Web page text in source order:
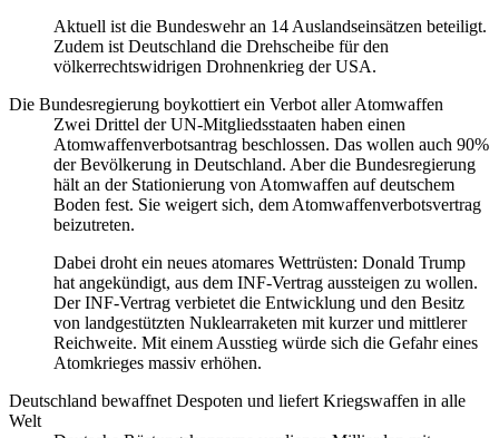
Aktuell ist die Bundeswehr an 14 Auslandseinsätzen beteiligt.
Zudem ist Deutschland die Drehscheibe für den
völkerrechtswidrigen Drohnenkrieg der USA.
Die Bundesregierung boykottiert ein Verbot aller Atomwaffen
Zwei Drittel der UN-Mitgliedsstaaten haben einen
Atomwaffenverbotsantrag beschlossen. Das wollen auch 90%
der Bevölkerung in Deutschland. Aber die Bundesregierung
hält an der Stationierung von Atomwaffen auf deutschem
Boden fest. Sie weigert sich, dem Atomwaffenverbotsvertrag
beizutreten.
Dabei droht ein neues atomares Wettrüsten: Donald Trump
hat angekündigt, aus dem INF-Vertrag aussteigen zu wollen.
Der INF-Vertrag verbietet die Entwicklung und den Besitz
von landgestützten Nuklearraketen mit kurzer und mittlerer
Reichweite. Mit einem Ausstieg würde sich die Gefahr eines
Atomkrieges massiv erhöhen.
Deutschland bewaffnet Despoten und liefert Kriegswaffen in alle
Welt